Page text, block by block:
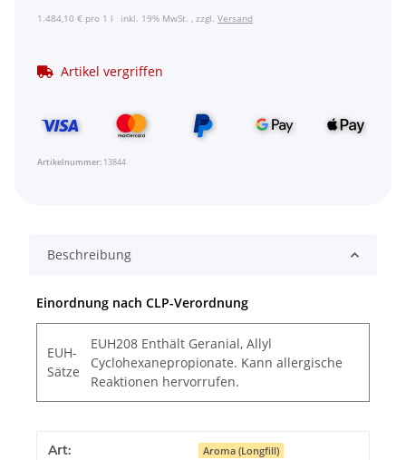
1.484,10 € pro 1 l inkl. 19% MwSt. , zzgl. Versand
Artikel vergriffen
Artikelnummer: 13844
Beschreibung
Einordnung nach CLP-Verordnung
EUH-
Sätze
EUH208 Enthält Geranial, Allyl
Cyclohexanepropionate. Kann allergische
Reaktionen hervorrufen.
Art: Aroma (Longfill)